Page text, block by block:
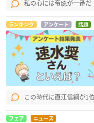
私の心には帝统が一番だ
ランキング アンケート 話題
この時代に直江信綱が1
フェア ニュース